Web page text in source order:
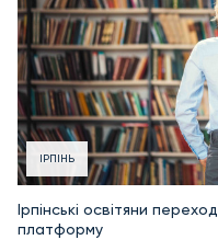
ІРПІНЬ
Ірпінські освітяни
платформу